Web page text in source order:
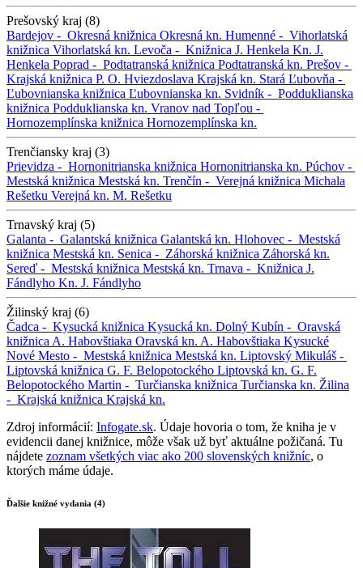
Prešovský kraj (8)
Bardejov - Okresná knižnica Okresná kn. Humenné - Vihorlatská
knižnica Vihorlatská kn. Levoča - Knižnica J. Henkela Kn. J.
Henkela Poprad - Podtatranská knižnica Podtatranská kn. Prešov -
Krajská knižnica P. O. Hviezdoslava Krajská kn. Stará Ľubovňa -
Ľubovnianska knižnica Ľubovnianska kn. Svidník - Podduklianska
knižnica Podduklianska kn. Vranov nad Topľou -
Hornozemplínska knižnica Hornozemplínska kn.
Trenčiansky kraj (3)
Prievidza - Hornonitrianska knižnica Hornonitrianska kn. Púchov -
Mestská knižnica Mestská kn. Trenčín - Verejná knižnica Michala
Rešetku Verejná kn. M. Rešetku
Trnavský kraj (5)
Galanta - Galantská knižnica Galantská kn. Hlohovec - Mestská
knižnica Mestská kn. Senica - Záhorská knižnica Záhorská kn.
Sereď - Mestská knižnica Mestská kn. Trnava - Knižnica J.
Fándlyho Kn. J. Fándlyho
Žilinský kraj (6)
Čadca - Kysucká knižnica Kysucká kn. Dolný Kubín - Oravská
knižnica A. Habovštiaka Oravská kn. A. Habovštiaka Kysucké
Nové Mesto - Mestská knižnica Mestská kn. Liptovský Mikuláš -
Liptovská knižnica G. F. Belopotockého Liptovská kn. G. F.
Belopotockého Martin - Turčianska knižnica Turčianska kn. Žilina
- Krajská knižnica Krajská kn.
Zdroj informácií: Infogate.sk. Údaje hovoria o tom, že kniha je v
evidencii danej knižnice, môže však už byť aktuálne požičaná. Tu
nájdete zoznam všetkých viac ako 200 slovenských knižníc, o
ktorých máme údaje.
Ďalšie knižné vydania (4)